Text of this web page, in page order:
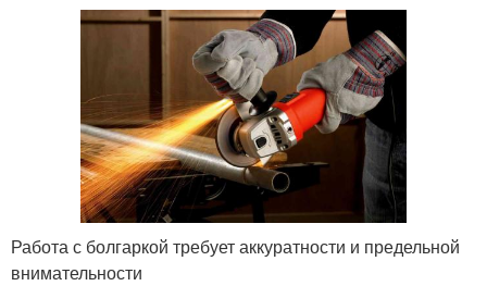
Работа с болгаркой требует аккуратности и предельной
внимательности